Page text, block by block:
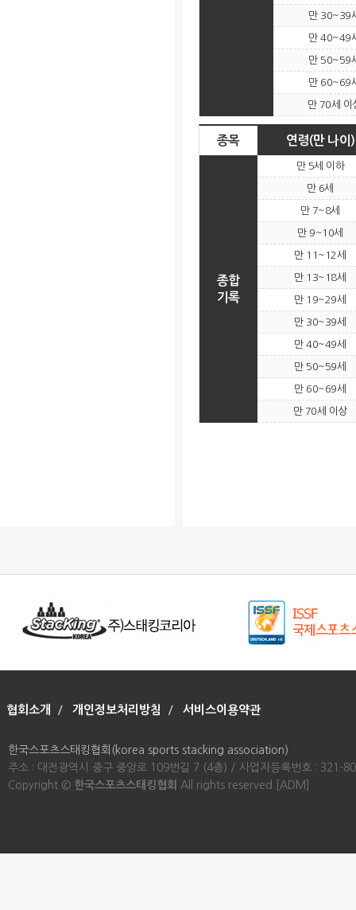
만 30~39
만 40~49
만 50~59
만 60~69
만 70세 이
종목 연령(만 나이)
종합
기록
만 5세 이하
만 6세
만 7~8세
만 9~10세
만 11~12세
만 13~18세
만 19~29세
만 30~39세
만 40~49세
만 50~59세
만 60~69세
만 70세 이상
협회소개 / 개인정보처리방침 / 서비스이용약관
한국스포츠스태킹협회(korea sports stacking association)
주소 : 대전광역시 중구 중앙로 109번길 7 (4층) / 사업자등록번호 :
Copyright © 한국스포츠스태킹협회 All rights reserved. [ADM]